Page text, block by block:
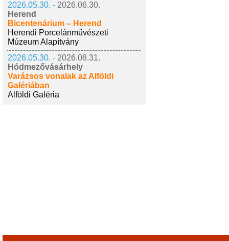
2026.05.30. - 2026.06.30.
Herend
Bicentenárium – Herend
Herendi Porcelánművészeti
Múzeum Alapítvány
2026.05.30. - 2026.08.31.
Hódmezővásárhely
Varázsos vonalak az Alföldi
Galériában
Alföldi Galéria